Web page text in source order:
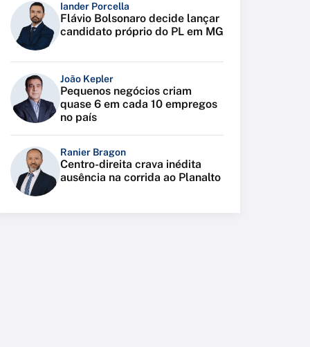
Iander Porcella
Flávio Bolsonaro decide lançar
candidato próprio do PL em MG
João Kepler
Pequenos negócios criam
quase 6 em cada 10 empregos
no país
Ranier Bragon
Centro-direita crava inédita
ausência na corrida ao Planalto